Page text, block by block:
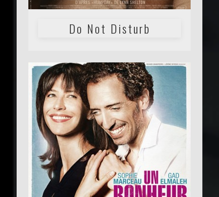
Do Not Disturb